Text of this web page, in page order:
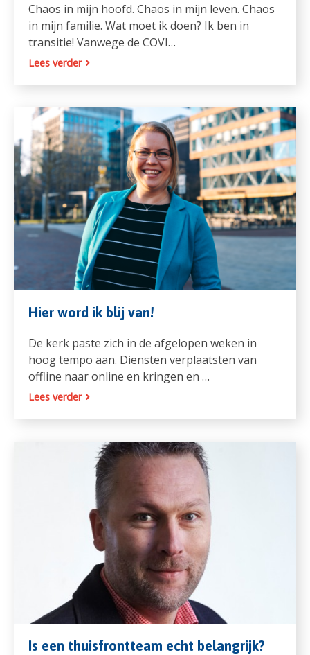
Chaos in mijn hoofd. Chaos in mijn leven. Chaos
in mijn familie. Wat moet ik doen? Ik ben in
transitie! Vanwege de COVI…
Lees verder
Hier word ik blij van!
De kerk paste zich in de afgelopen weken in
hoog tempo aan. Diensten verplaatsten van
offline naar online en kringen en …
Lees verder
Is een thuisfrontteam echt belangrijk?